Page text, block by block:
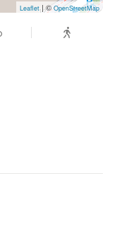
Leaflet| ©OpenStreetMap